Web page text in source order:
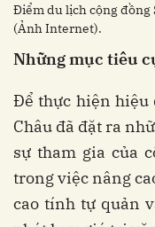
Điểm du lịch cộng đồng
(Ảnh Internet).
Những mục tiêu
Để thực hiện hiệu
Châu đã đặt ra
sự tham gia của
trong việc nâng
cao tính tự quản